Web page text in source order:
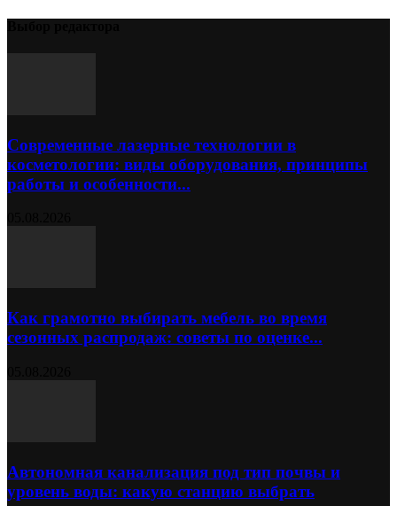
Современные лазерные технологии в
косметологии: виды оборудования, принципы
работы и особенности...
Как грамотно выбирать мебель во время
сезонных распродаж: советы по оценке...
Автономная канализация под тип почвы и
уровень воды: какую станцию выбрать